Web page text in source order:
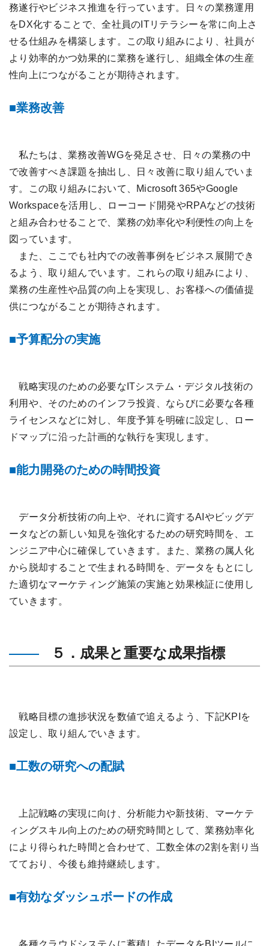
務遂行やビジネス推進を行っています。日々の業務運用
をDX化することで、全社員のITリテラシーを常に向上さ
せる仕組みを構築します。この取り組みにより、社員が
より効率的かつ効果的に業務を遂行し、組織全体の生産
性向上につながることが期待されます。
業務改善
私たちは、業務改善WGを発足させ、日々の業務の中
で改善すべき課題を抽出し、日々改善に取り組んでいま
す。この取り組みにおいて、Microsoft 365やGoogle
Workspaceを活用し、ローコード開発やRPAなどの技術
と組み合わせることで、業務の効率化や利便性の向上を
図っています。
また、ここでも社内での改善事例をビジネス展開でき
るよう、取り組んでいます。これらの取り組みにより、
業務の生産性や品質の向上を実現し、お客様への価値提
供につながることが期待されます。
予算配分の実施
戦略実現のための必要なITシステム・デジタル技術の
利用や、そのためのインフラ投資、ならびに必要な各種
ライセンスなどに対し、年度予算を明確に設定し、ロー
ドマップに沿った計画的な執行を実現します。
能力開発のための時間投資
データ分析技術の向上や、それに資するAIやビッグデ
ータなどの新しい知見を強化するための研究時間を、エ
ンジニア中心に確保していきます。また、業務の属人化
から脱却することで生まれる時間を、データをもとにし
た適切なマーケティング施策の実施と効果検証に使用し
ていきます。
５．成果と重要な成果指標
戦略目標の進捗状況を数値で追えるよう、下記KPIを
設定し、取り組んでいきます。
工数の研究への配賦
上記戦略の実現に向け、分析能力や新技術、マーケテ
ィングスキル向上のための研究時間として、業務効率化
により得られた時間と合わせて、工数全体の2割を割り当
てており、今後も維持継続します。
有効なダッシュボードの作成